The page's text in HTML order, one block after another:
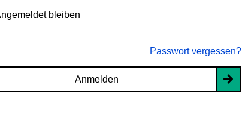
bleiben
Passwort vergessen?
Anmelden